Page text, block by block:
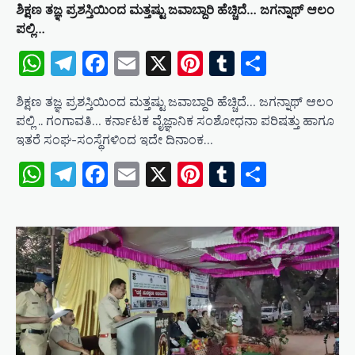
ಶಿಕ್ಷಣ ತಜ್ಞ ಪ್ರಶಸ್ತಿಯಿಂದ ಮತ್ತಷ್ಟು ಜವಾಬ್ದಾರಿ ಹೆಚ್ಚಿದೆ… ಜಗನ್ನಾಥ್ ಆಲಂ
ಪಲ್ಲಿ…
WhatsApp
Telegram
Facebook
Email
X Pinterest
Tumblr
ಶಿಕ್ಷಣ ತಜ್ಞ ಪ್ರಶಸ್ತಿಯಿಂದ ಮತ್ತಷ್ಟು ಜವಾಬ್ದಾರಿ ಹೆಚ್ಚಿದೆ… ಜಗನ್ನಾಥ್ ಆಲಂ
ಪಲ್ಲಿ .. ಗಂಗಾವತಿ… ಕರ್ನಾಟಕ ವೈಜ್ಞಾನಿಕ ಸಂಶೋಧನಾ ಪರಿಷತ್ತು ಹಾಗೂ
ಇತರೆ ಸಂಘ-ಸಂಸ್ಥೆಗಳಿಂದ ಇದೇ ದಿನಾಂಕ…
WhatsApp
Telegram
Facebook
Email
X Pinterest
Tumblr